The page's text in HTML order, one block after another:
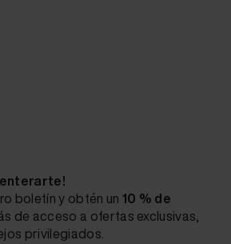
enterarte!
boletín y obtén un 10 % de
de acceso a ofertas exclusivas,
privilegiados.